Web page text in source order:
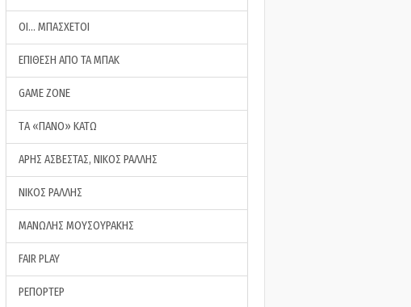
ΟΙ… ΜΠΑΣΧΕΤΟΙ
ΕΠΙΘΕΣΗ ΑΠΟ ΤΑ ΜΠΑΚ
GAME ZONE
ΤA «ΠΑΝΟ» ΚΑΤΩ
ΑΡΗΣ ΑΣΒΕΣΤΑΣ, ΝΙΚΟΣ ΡΑΛΛΗΣ
ΝΙΚΟΣ ΡΑΛΛΗΣ
ΜΑΝΩΛΗΣ ΜΟΥΣΟΥΡΑΚΗΣ
FAIR PLAY
ΡΕΠΟΡΤΕΡ